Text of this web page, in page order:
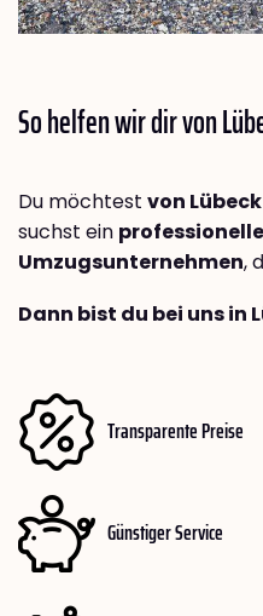
So helfen wir dir von
Du möchtest von
suchst ein
Umzugsunternehmen,
Dann bist du bei uns in
Transparente Preise
Günstiger Service